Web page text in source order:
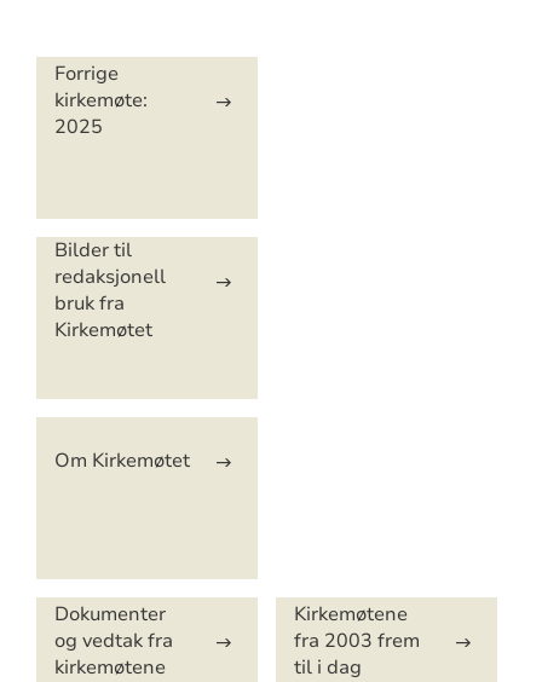
Artikkelsnarveger
Forrige
kirkemøte:
2025
Bilder til
redaksjonell
bruk fra
Kirkemøtet
Om Kirkemøtet
Dokumenter
og vedtak fra
kirkemøtene
Kirkemøtene
fra 2003 frem
til i dag